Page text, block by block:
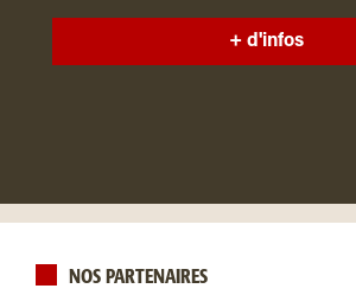
+ d'infos
NOS PARTENAIRES